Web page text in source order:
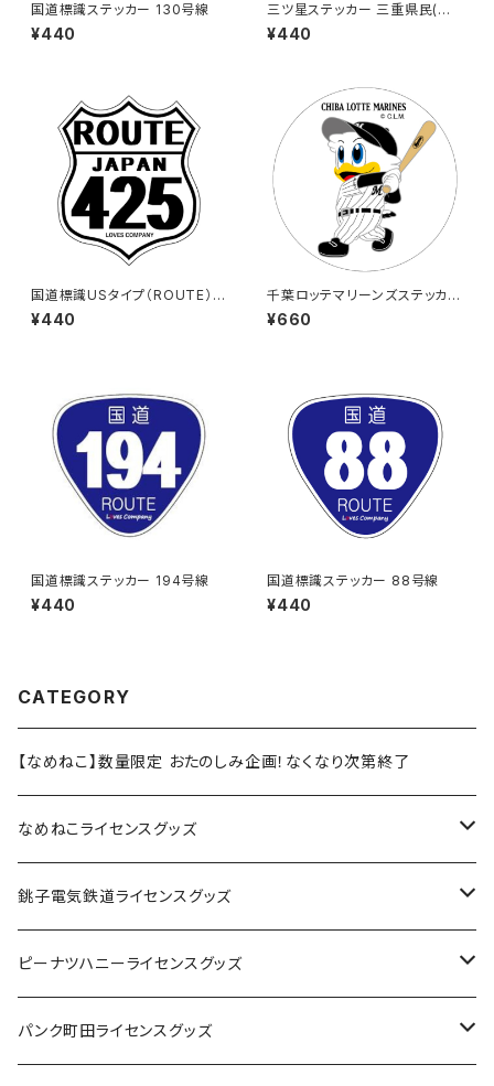
国道標識ステッカー 130号線
¥440
三ツ星ステッカー 三重県民(ブ
ルー)
¥440
国道標識USタイプ（ROUTE）ス
テッカー 425号線（ホワイト）
¥440
千葉ロッテマリーンズステッカー
8（大）
¥660
国道標識ステッカー 194号線
¥440
国道標識ステッカー 88号線
¥440
CATEGORY
【なめねこ】数量限定 おたのしみ企画！なくなり次第終了
なめねこライセンスグッズ
Tシャツ
キャップ
ステッカー
銚子電気鉄道ライセンスグッズ
ステッカー
缶バッジ
ピーナツハニーライセンスグッズ
Tシャツ
パンク町田ライセンスグッズ